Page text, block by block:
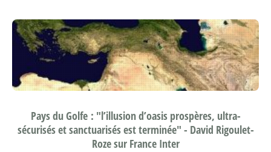
Pays du Golfe : "l’illusion d’oasis prospères, ultra-
sécurisés et sanctuarisés est terminée" - David Rigoulet-
Roze sur France Inter